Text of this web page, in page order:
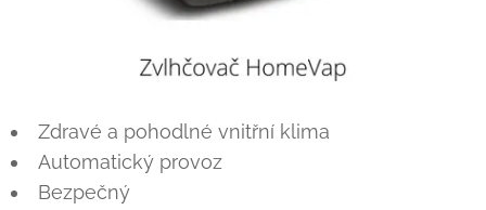
Zdravé a pohodlné vnitřní klima
Automatický provoz
Bezpečný